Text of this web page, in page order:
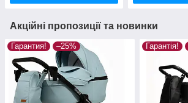
Акційні пропозиції та новинки
Гарантия! –25% Гарантія!